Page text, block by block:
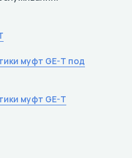
муфт GE-T под
муфт GE-T